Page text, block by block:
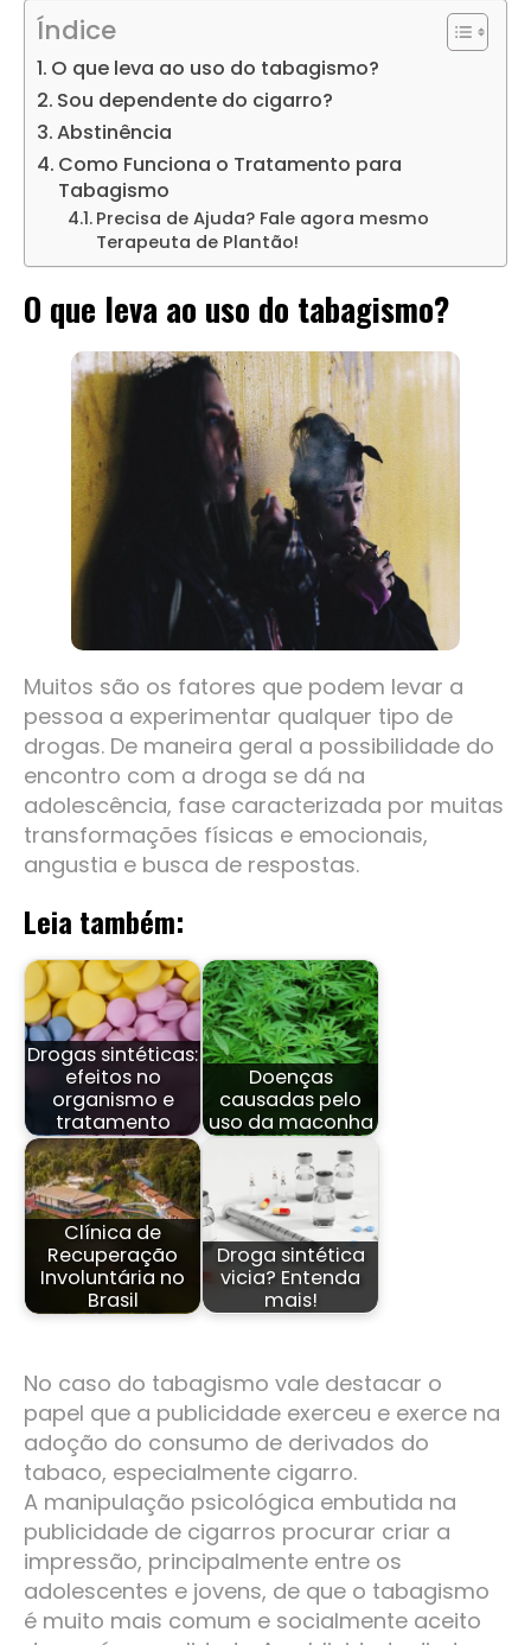
Índice
O que leva ao uso do tabagismo?
Sou dependente do cigarro?
Abstinência
Como Funciona o Tratamento para
Tabagismo
Precisa de Ajuda? Fale agora mesmo
Terapeuta de Plantão!
O que leva ao uso do tabagismo?
Muitos são os fatores que podem levar a
pessoa a experimentar qualquer tipo de
drogas. De maneira geral a possibilidade do
encontro com a droga se dá na
adolescência, fase caracterizada por muitas
transformações físicas e emocionais,
angustia e busca de respostas.
Leia também:
Drogas sintéticas:
efeitos no
organismo e
tratamento
Doenças
causadas pelo
uso da maconha
Clínica de
Recuperação
Involuntária no
Brasil
Droga sintética
vicia? Entenda
mais!
No caso do tabagismo vale destacar o
papel que a publicidade exerceu e exerce na
adoção do consumo de derivados do
tabaco, especialmente cigarro.
A manipulação psicológica embutida na
publicidade de cigarros procurar criar a
impressão, principalmente entre os
adolescentes e jovens, de que o tabagismo
é muito mais comum e socialmente aceito